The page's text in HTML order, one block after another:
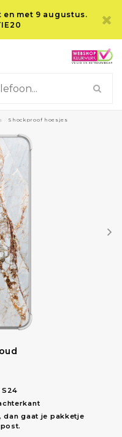
met 9 augustus.
Shockproof hoesjes
S24
dan gaat je pakketje